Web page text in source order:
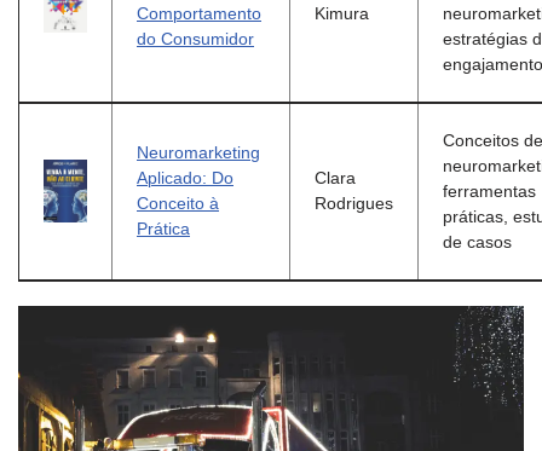
Comportamento
do Consumidor
Kimura
estratégias
engajamento
Neuromarketing
Aplicado: Do
Conceito à
Prática
Clara
Rodrigues
Conceitos de
ferramentas
práticas,
de casos